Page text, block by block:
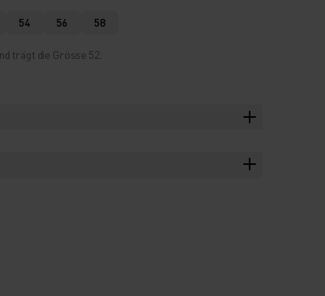
54 56 58
trägt die Grösse 52.